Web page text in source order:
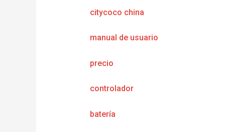
citycoco china
manual de usuario
precio
controlador
batería